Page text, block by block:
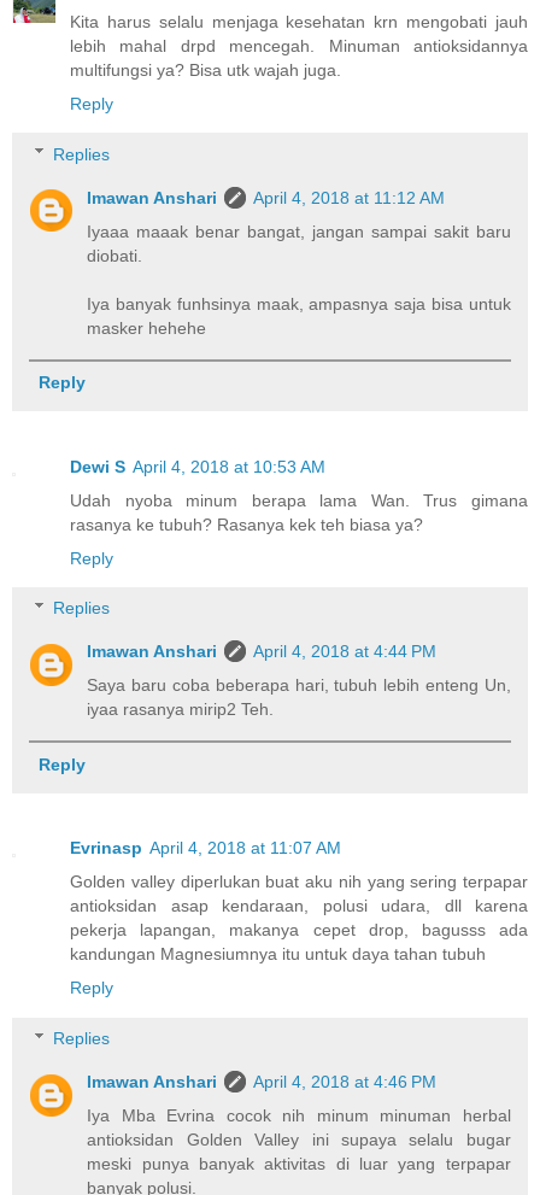
Kita harus selalu menjaga kesehatan krn mengobati jauh
lebih mahal drpd mencegah. Minuman antioksidannya
multifungsi ya? Bisa utk wajah juga.
Reply
Replies
Imawan Anshari
April 4, 2018 at 11:12 AM
Iyaaa maaak benar bangat, jangan sampai sakit baru
diobati.
Iya banyak funhsinya maak, ampasnya saja bisa untuk
masker hehehe
Reply
Dewi S April 4, 2018 at 10:53 AM
Udah nyoba minum berapa lama Wan. Trus gimana
rasanya ke tubuh? Rasanya kek teh biasa ya?
Reply
Replies
Imawan Anshari
April 4, 2018 at 4:44 PM
Saya baru coba beberapa hari, tubuh lebih enteng Un,
iyaa rasanya mirip2 Teh.
Reply
Evrinasp April 4, 2018 at 11:07 AM
Golden valley diperlukan buat aku nih yang sering terpapar
antioksidan asap kendaraan, polusi udara, dll karena
pekerja lapangan, makanya cepet drop, bagusss ada
kandungan Magnesiumnya itu untuk daya tahan tubuh
Reply
Replies
Imawan Anshari
April 4, 2018 at 4:46 PM
Iya Mba Evrina cocok nih minum minuman herbal
antioksidan Golden Valley ini supaya selalu bugar
meski punya banyak aktivitas di luar yang terpapar
banyak polusi.